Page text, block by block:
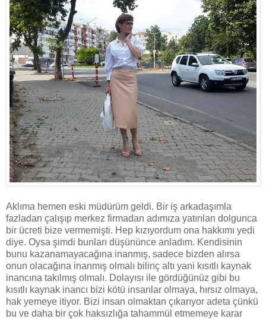
Aklıma hemen eski müdürüm geldi. Bir iş arkadaşımla
fazladan çalışıp merkez firmadan adımıza yatırılan dolgunca
bir ücreti bize vermemişti. Hep kızıyordum ona hakkımı yedi
diye. Oysa şimdi bunları düşününce anladım. Kendisinin
bunu kazanamayacağına inanmış, sadece bizden alırsa
onun olacağına inanmış olmalı bilinç altı yani kısıtlı kaynak
inancına takılmış olmalı. Dolayısı ile gördüğünüz gibi bu
kısıtlı kaynak inancı bizi kötü insanlar olmaya, hırsız olmaya,
hak yemeye itiyor. Bizi insan olmaktan çıkarıyor adeta çünkü
bu ve daha bir çok haksızlığa tahammül etmemeye karar